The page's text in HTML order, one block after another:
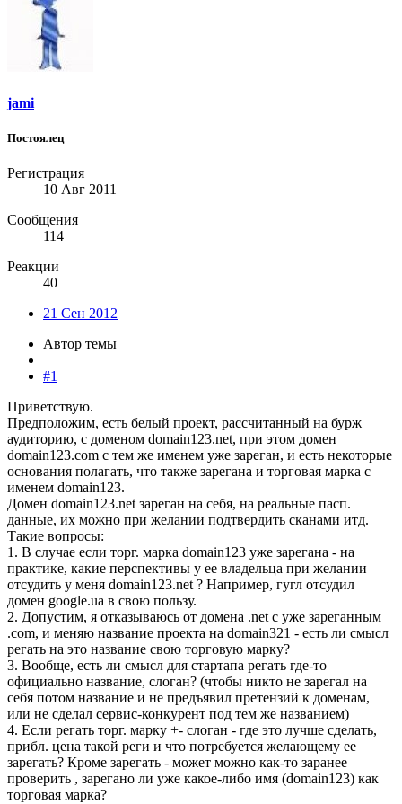
jami
Постоялец
Регистрация
10 Авг 2011
Сообщения
114
Реакции
40
21 Сен 2012
Автор темы
#1
Приветствую.
Предположим, есть белый проект, рассчитанный на бурж
аудиторию, с доменом domain123.net, при этом домен
domain123.com с тем же именем уже зареган, и есть некоторые
основания полагать, что также зарегана и торговая марка с
именем domain123.
Домен domain123.net зареган на себя, на реальные пасп.
данные, их можно при желании подтвердить сканами итд.
Такие вопросы:
1. В случае если торг. марка domain123 уже зарегана - на
практике, какие перспективы у ее владельца при желании
отсудить у меня domain123.net ? Например, гугл отсудил
домен google.ua в свою пользу.
2. Допустим, я отказываюсь от домена .net с уже зареганным
.com, и меняю название проекта на domain321 - есть ли смысл
регать на это название свою торговую марку?
3. Вообще, есть ли смысл для стартапа регать где-то
официально название, слоган? (чтобы никто не зарегал на
себя потом название и не предъявил претензий к доменам,
или не сделал сервис-конкурент под тем же названием)
4. Если регать торг. марку +- слоган - где это лучше сделать,
прибл. цена такой реги и что потребуется желающему ее
зарегать? Кроме зарегать - может можно как-то заранее
проверить , зарегано ли уже какое-либо имя (domain123) как
торговая марка?